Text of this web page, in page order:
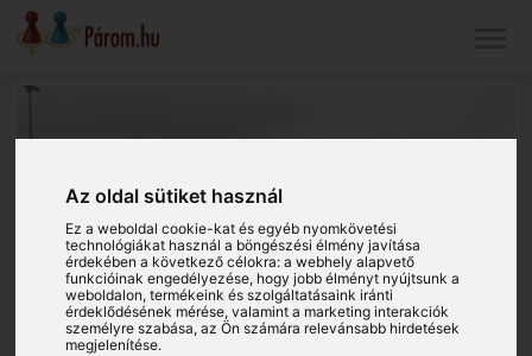
Az oldal sütiket használ
Ez a weboldal cookie-kat és egyéb nyomkövetési
technológiákat használ a böngészési élmény javítása
érdekében a következő célokra:a webhely alapvető
funkcióinak engedélyezése, hogy jobb élményt nyújtsunk a
weboldalon,termékeink és szolgáltatásaink iránti
érdeklődésének mérése, valamint a marketing interakciók
személyre szabása,az Ön számára relevánsabb hirdetések
megjelenítése.